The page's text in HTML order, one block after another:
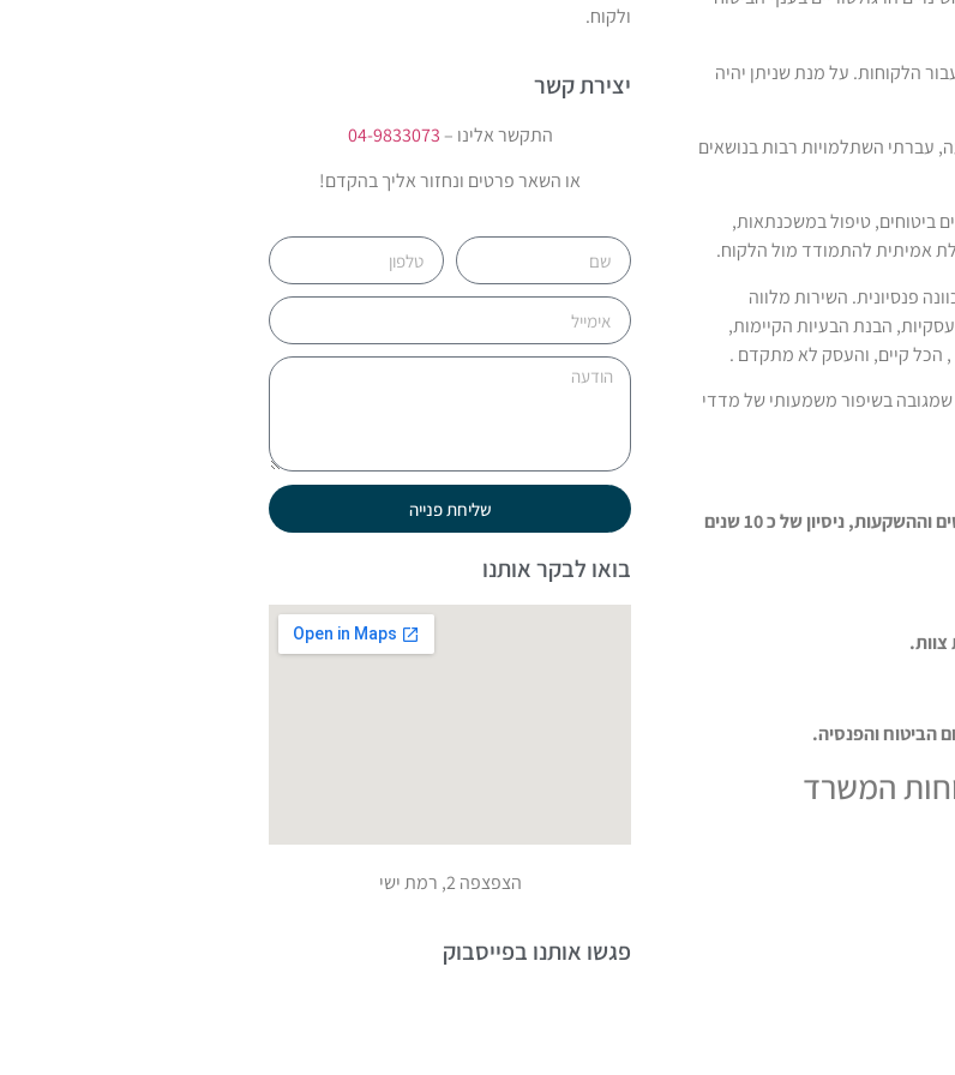
הלקוחות. על מנת שניתן יהיה
עברתי השתלמויות רבות בנושאים
ביטוחים, טיפול במשכנתאות,
אמיתית להתמודד מול הלקוח.
פנסיונית. השירות מלווה
הבנת הבעיות הקיימות,
, הכל קיים, והעסק לא מתקדם .
שמגובה בשיפור משמעותי של מדדי
רפרנטית ביטוח-בעלת תואר ראשון ורישיון לשיווק פנסיוני, תחום הפיננסים וההשקעות, ניסיון של כ 10 שנים
המשרד
ולקוח.
יצירת קשר
התקשר אלינו – 04-9833073
או השאר פרטים ונחזור אליך בהקדם!
שליחת פנייה
בואו לבקר אותנו
הצפצפה 2, רמת ישי
פגשו אותנו בפייסבוק